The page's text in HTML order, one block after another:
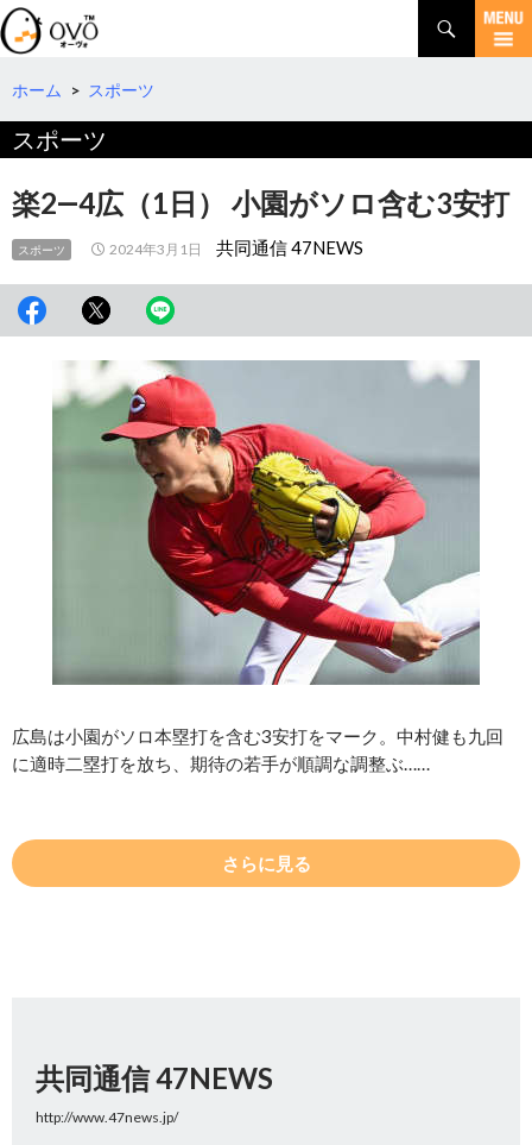
検
索
コ
テ
へ
移
動
ホーム > スポーツ
スポーツ
楽2―4広（1日） 小園がソロ含む3安打
スポーツ 2024年3月1日 共同通信 47NEWS
広島は小園がソロ本塁打を含む3安打をマーク。中村健も九回
に適時二塁打を放ち、期待の若手が順調な調整ぶ……
さらに見る
共同通信 47NEWS
http://www.47news.jp/